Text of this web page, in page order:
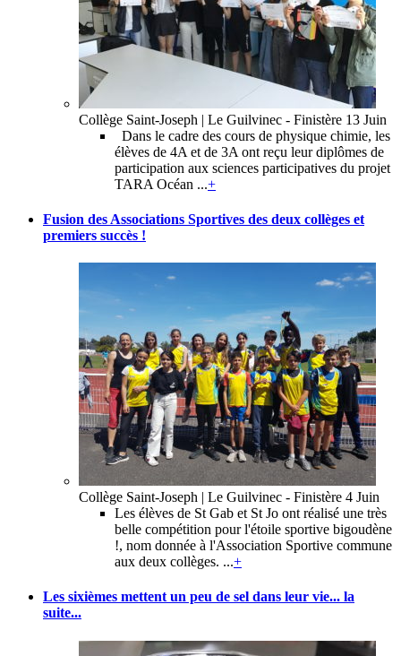
Collège Saint-Joseph | Le Guilvinec - Finistère 13 Juin
Dans le cadre des cours de physique chimie, les
élèves de 4A et de 3A ont reçu leur diplômes de
participation aux sciences participatives du projet
TARA Océan ...+
Fusion des Associations Sportives des deux collèges et
premiers succès !
Collège Saint-Joseph | Le Guilvinec - Finistère 4 Juin
Les élèves de St Gab et St Jo ont réalisé une très
belle compétition pour l'étoile sportive bigoudène
!, nom donnée à l'Association Sportive commune
aux deux collèges. ...+
Les sixièmes mettent un peu de sel dans leur vie... la
suite...